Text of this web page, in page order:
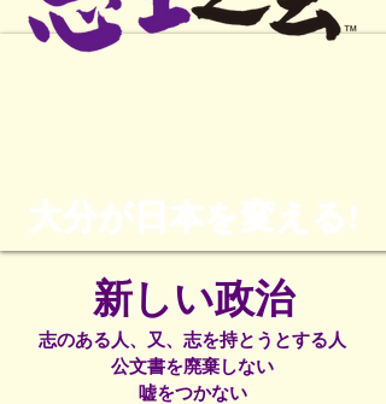
大分が日本を変える!
新しい政治
志のある人、又、志を持とうとする人
公文書を廃棄しない
嘘をつかない